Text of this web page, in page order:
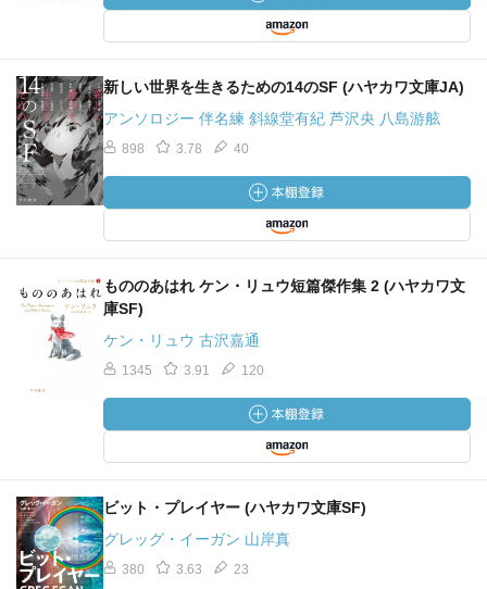
新しい世界を生きるための14のSF (ハヤカワ文庫JA)
アンソロジー 伴名練 斜線堂有紀 芦沢央 八島游舷
898 3.78 40
もののあはれ ケン・リュウ短篇傑作集 2 (ハヤカワ文
庫SF)
ケン・リュウ 古沢嘉通
1345 3.91 120
ビット・プレイヤー (ハヤカワ文庫SF)
グレッグ・イーガン 山岸真
380 3.63 23